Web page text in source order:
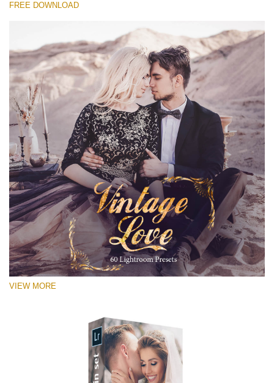
(1432 Lr Presets)
Tải xuống miễn phí
FREE DOWNLOAD
VIEW MORE